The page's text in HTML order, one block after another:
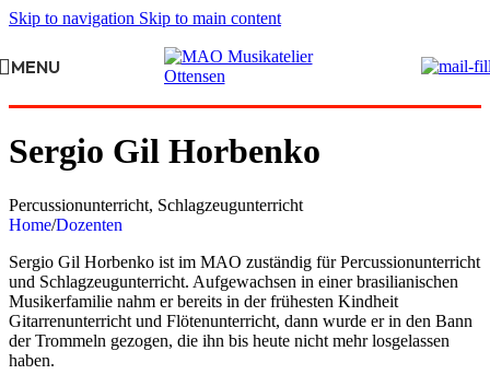
Skip to navigation Skip to main content
MENU
Sergio Gil Horbenko
Percussionunterricht, Schlagzeugunterricht
Home/Dozenten
Sergio Gil Horbenko ist im MAO zuständig für Percussionunterricht
und Schlagzeugunterricht. Aufgewachsen in einer brasilianischen
Musikerfamilie nahm er bereits in der frühesten Kindheit
Gitarrenunterricht und Flötenunterricht, dann wurde er in den Bann
der Trommeln gezogen, die ihn bis heute nicht mehr losgelassen
haben.